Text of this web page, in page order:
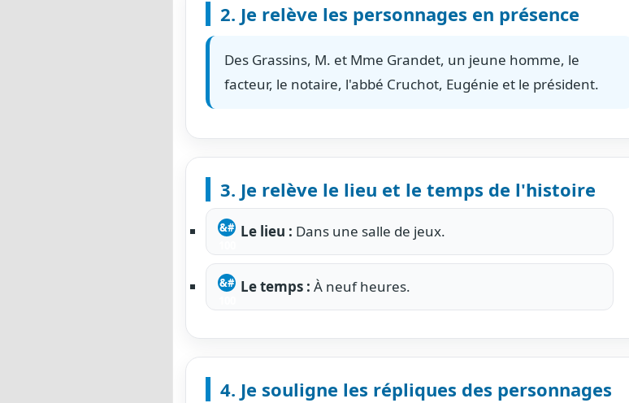
2. Je relève les personnages en présence
Des Grassins, M. et Mme Grandet, un jeune homme, le
facteur, le notaire, l'abbé Cruchot, Eugénie et le président.
3. Je relève le lieu et le temps de l'histoire
Le lieu : Dans une salle de jeux.
Le temps : À neuf heures.
4. Je souligne les répliques des personnages